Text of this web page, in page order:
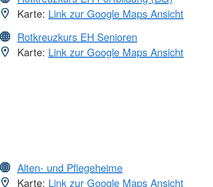
Karte: Link zur Google Maps Ansicht
Rotkreuzkurs EH Senioren
Karte: Link zur Google Maps Ansicht
Alten- und Pflegeheime
Karte: Link zur Google Maps Ansicht